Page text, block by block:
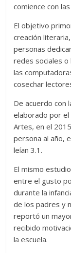
comience con
El objetivo
creación
personas
redes sociales
las
cosechar
De acuerdo con
elaborado por el
Artes, en el
persona al año,
leían 3.1.
El mismo
entre el gusto
durante la
de los padres y
reportó un
recibido
la escuela.